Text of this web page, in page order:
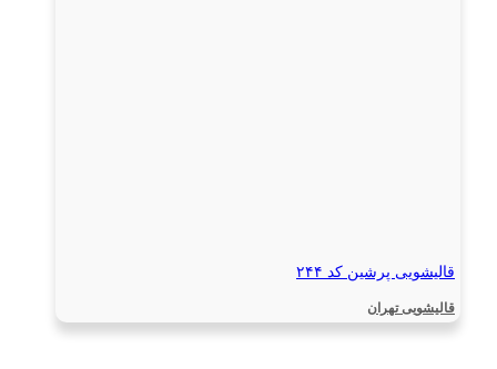
قالیشویی پرشین کد ۲۴۴
قالیشویی تهران